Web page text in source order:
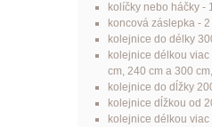
kolíčky nebo háčky -
koncová záslepka - 2
kolejnice do délky
kolejnice délkou viac
cm, 240 cm a 300
kolejnice do dĺžky
kolejnice dĺžkou od
kolejnice délkou viac